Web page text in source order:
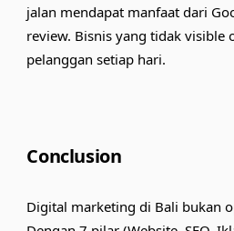
jalan mendapat manfaat dari
review. Bisnis yang tidak visible
pelanggan setiap hari.
Conclusion
Digital marketing di Bali bukan